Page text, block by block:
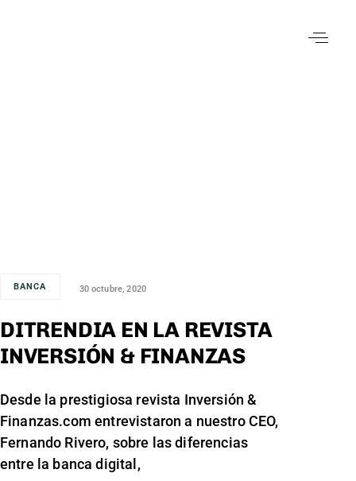
BANCA 30 octubre, 2020
DITRENDIA EN LA REVISTA
INVERSIÓN & FINANZAS
Desde la prestigiosa revista Inversión &
Finanzas.com entrevistaron a nuestro CEO,
Fernando Rivero, sobre las diferencias
entre la banca digital,